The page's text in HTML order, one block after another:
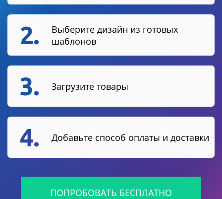
2.
Выберите дизайн из готовых
шаблонов
3. Загрузите товары
4. Добавьте способ оплаты и доставки
ПОПРОБОВАТЬ БЕСПЛАТНО